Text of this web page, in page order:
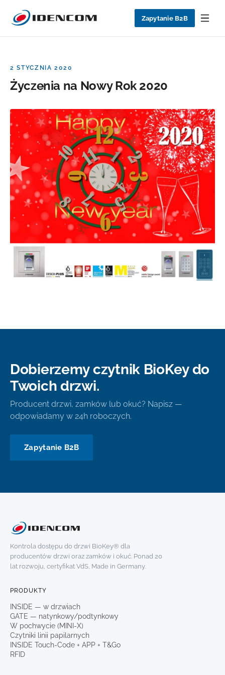
Zapytanie B2B
2 STYCZNIA 2020
Życzenia na Nowy Rok 2020
Dobierzemy czytnik BioKey do
Twoich drzwi.
Producent drzwi, zamków lub okuć? Napisz —
odpowiadamy w 24h roboczych.
Zapytanie B2B
Kontrola dostępu do drzwi BioKey® dla
producentów drzwi oraz zamków i okuć. Ponad 20
lat rozwoju, certyfikat VdS, Made in Germany.
PRODUKTY
INSIDE — w drzwiach
GATE — natynkowy/podtynkowy
W pochwycie (MINI-X)
Czytniki linii papilarnych
INSIDE Touch-Code + APP + T&Go
RFID